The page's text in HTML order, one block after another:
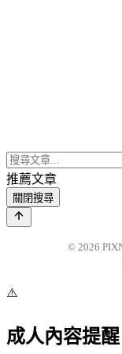
推薦文章
關閉搜尋
© 2026
⚠️
成人內容提醒